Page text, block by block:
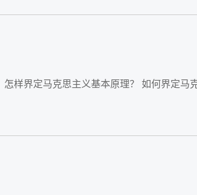
样界定马克思主义基本原理？ 如何界定马